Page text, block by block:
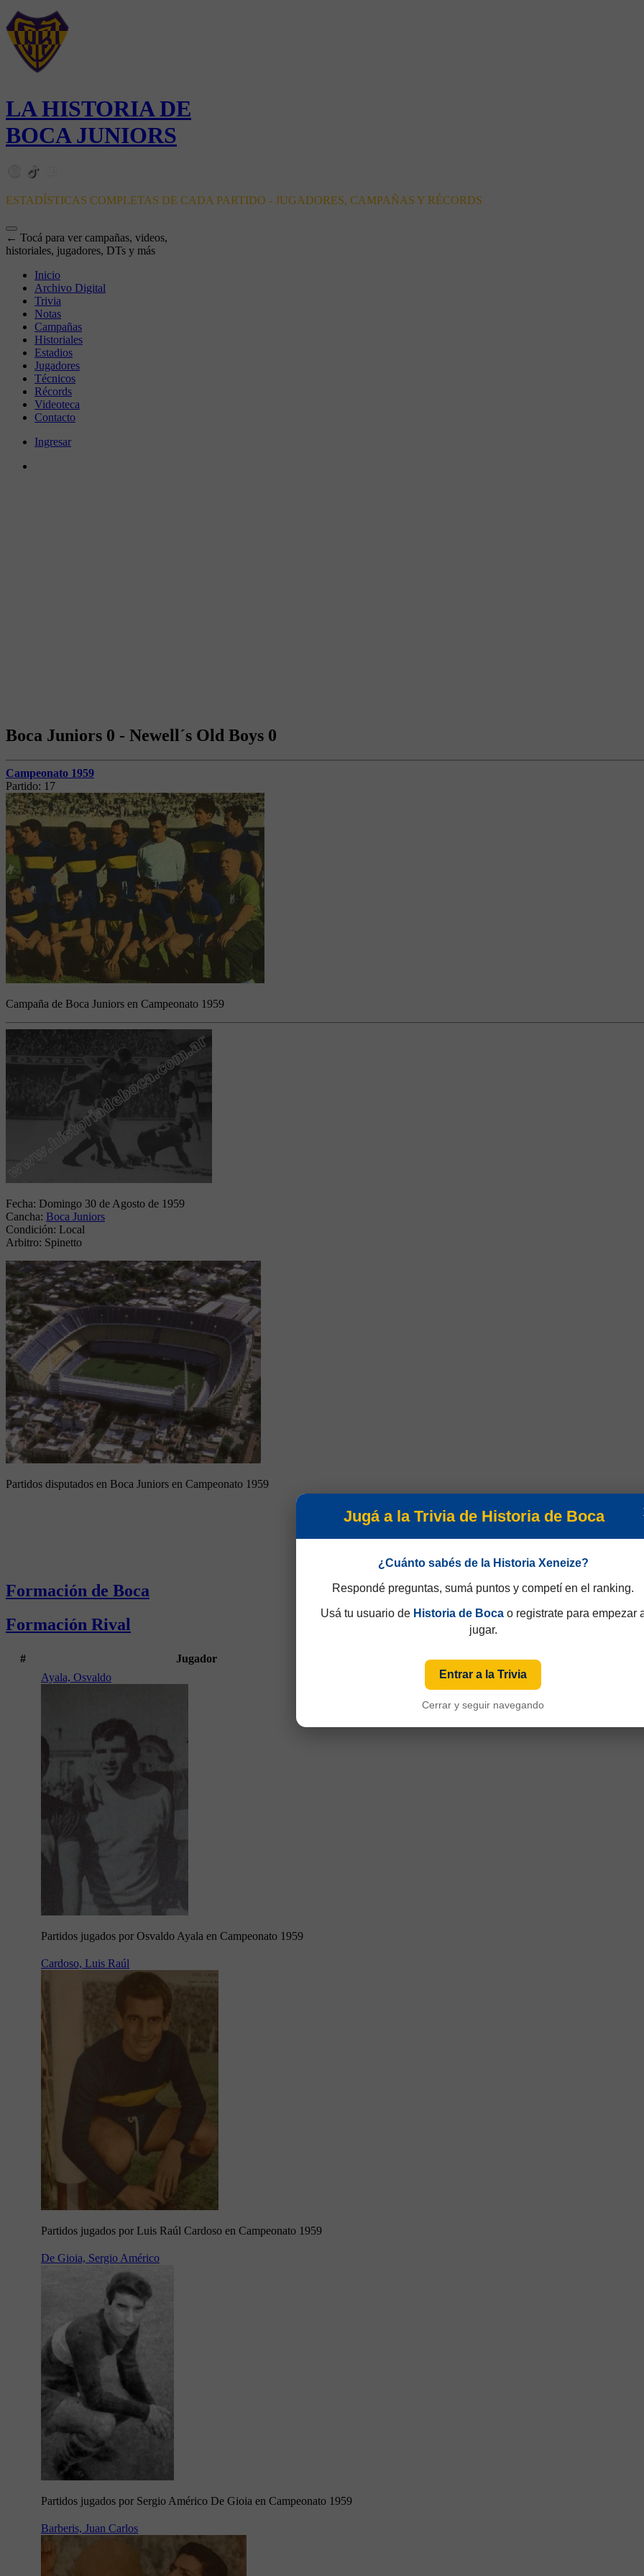
LA HISTORIA DE
BOCA JUNIORS
ESTADÍSTICAS COMPLETAS DE CADA PARTIDO - JUGADORES, CAMPAÑAS Y RÉCORDS
← Tocá para ver campañas, videos,
historiales, jugadores, DTs y más
Inicio
Archivo Digital
Trivia
Notas
Campañas
Historiales
Estadios
Jugadores
Técnicos
Récords
Videoteca
Contacto
Ingresar
Boca Juniors 0 - Newell´s Old Boys 0
Campeonato 1959
Partido: 17
Campaña de Boca Juniors en Campeonato 1959
Fecha: Domingo 30 de Agosto de 1959
Cancha: Boca Juniors
Condición: Local
Arbitro: Spinetto
Partidos disputados en Boca Juniors en Campeonato 1959
Formación de Boca
Formación Rival
#
Jugador
Ayala, Osvaldo
Partidos jugados por Osvaldo Ayala en Campeonato 1959
Cardoso, Luis Raúl
Partidos jugados por Luis Raúl Cardoso en Campeonato 1959
De Gioia, Sergio Américo
Partidos jugados por Sergio Américo De Gioia en Campeonato 1959
Barberis, Juan Carlos
Jugá a la Trivia de Historia de Boca
¿Cuánto sabés de la Historia Xeneize?
Respondé preguntas, sumá puntos y competí en el ranking.
Usá tu usuario de Historia de Bocao registrate para empezar
jugar.
Entrar a la Trivia
Cerrar y seguir navegando